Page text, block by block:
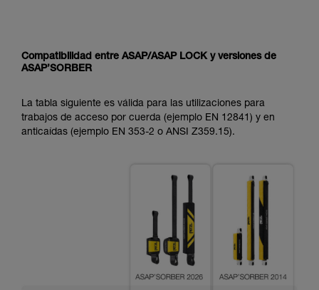
Compatibilidad entre ASAP/ASAP LOCK y versiones de
ASAP’SORBER
La tabla siguiente es válida para las utilizaciones para
trabajos de acceso por cuerda (ejemplo EN 12841) y en
anticaídas (ejemplo EN 353-2 o ANSI Z359.15).